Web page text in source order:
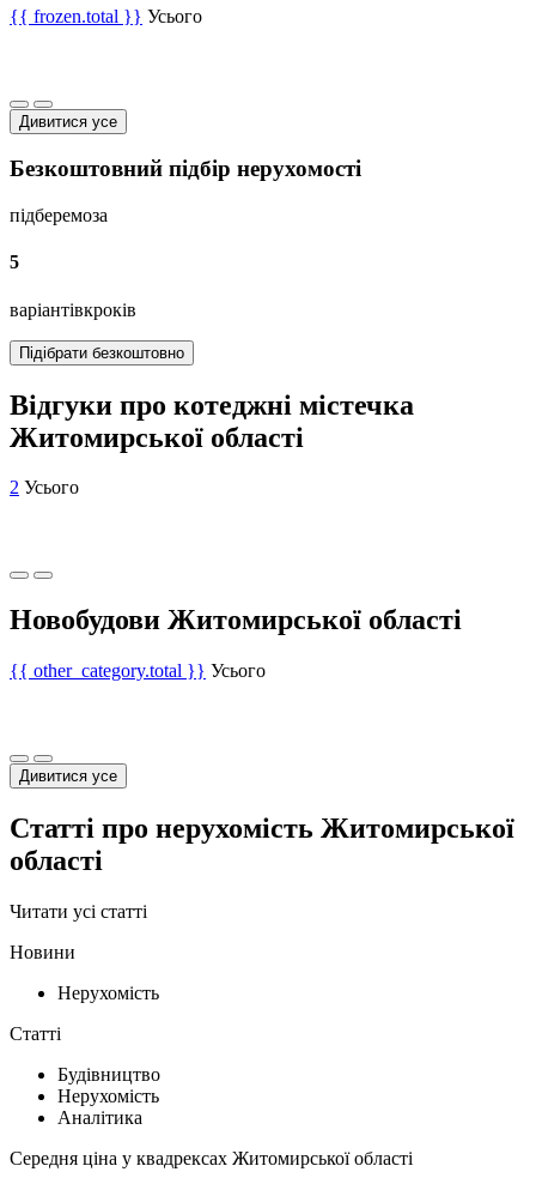
{{ frozen.total }} Усього
Дивитися усе
Безкоштовний підбір нерухомості
підберемоза
5
варіантівкроків
Підібрати безкоштовно
Відгуки про котеджні містечка
Житомирської області
2 Усього
Новобудови Житомирської області
{{ other_category.total }} Усього
Дивитися усе
Статті про нерухомість Житомирської
області
Читати усі статті
Новини
Нерухомість
Статті
Будівництво
Нерухомість
Аналітика
Середня ціна у квадрексах Житомирської області